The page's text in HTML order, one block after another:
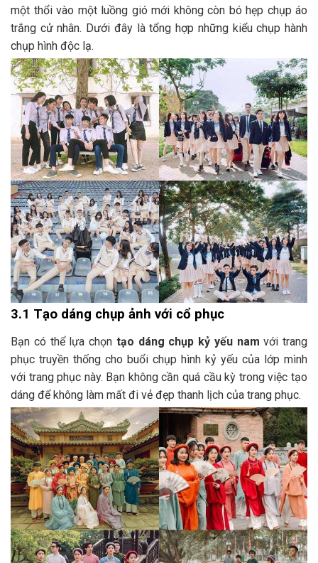
một thổi vào một luồng gió mới không còn bó hẹp chụp áo
trắng cử nhân. Dưới đây là tổng hợp những kiểu chụp hành
chụp hình độc lạ.
3.1 Tạo dáng chụp ảnh với cổ phục
Bạn có thể lựa chọn tạo dáng chụp kỷ yếu nam với trang
phục truyền thống cho buổi chụp hình kỷ yếu của lớp mình
với trang phục này. Bạn không cần quá cầu kỳ trong việc tạo
dáng để không làm mất đi vẻ đẹp thanh lịch của trang phục.